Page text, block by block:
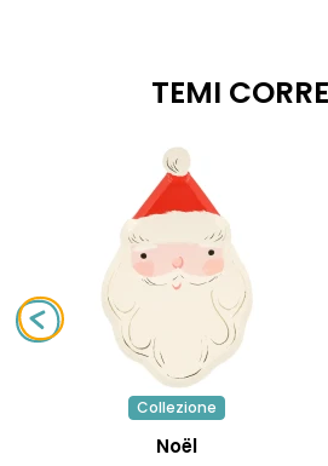
TEMI
Collezione
Noël